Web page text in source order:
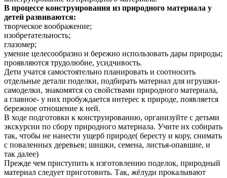
В процессе конструирования из природного материала у
детей развиваются:
творческое воображение;
изобретательность;
глазомер;
умение целесообразно и бережно использовать дары природы;
проявляются трудолюбие, усидчивость.
Дети учатся самостоятельно планировать и соотносить
отдельные детали поделки, подбирать материал для игрушки-
самоделки, знакомятся со свойствами природного материала,
а главное- у них пробуждается интерес к природе, появляется
бережное отношение к ней.
В ходе подготовки к конструированию, организуйте с детьми
экскурсии по сбору природного материала. Учите их собирать
так, чтобы не нанести ущерб природе( бересту и кору, снимать
с поваленных деревьев; шишки, семена, листья-опавшие, и
так далее)
Прежде чем приступить к изготовлению поделок, природный
материал следует приготовить. Так, жёлуди прокалывают